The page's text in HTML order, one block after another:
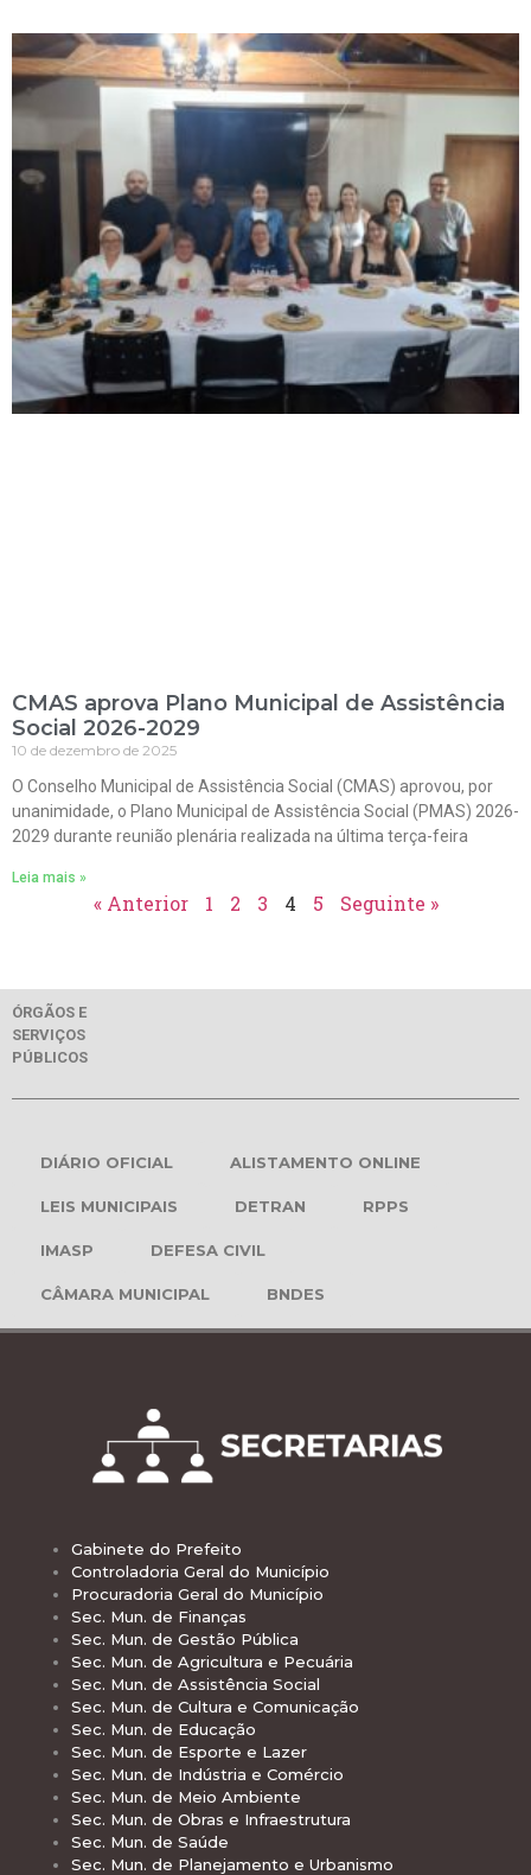
CMAS aprova Plano Municipal de Assistência
Social 2026-2029
10 de dezembro de 2025
O Conselho Municipal de Assistência Social (CMAS) aprovou, por
unanimidade, o Plano Municipal de Assistência Social (PMAS) 2026-
2029 durante reunião plenária realizada na última terça-feira
Leia mais »
« Anterior 1 2 3 4 5 Seguinte »
ÓRGÃOS E
SERVIÇOS
PÚBLICOS
DIÁRIO OFICIAL ALISTAMENTO ONLINE
LEIS MUNICIPAIS DETRAN RPPS
IMASP DEFESA CIVIL
CÂMARA MUNICIPAL BNDES
Gabinete do Prefeito
Controladoria Geral do Município
Procuradoria Geral do Município
Sec. Mun. de Finanças
Sec. Mun. de Gestão Pública
Sec. Mun. de Agricultura e Pecuária
Sec. Mun. de Assistência Social
Sec. Mun. de Cultura e Comunicação
Sec. Mun. de Educação
Sec. Mun. de Esporte e Lazer
Sec. Mun. de Indústria e Comércio
Sec. Mun. de Meio Ambiente
Sec. Mun. de Obras e Infraestrutura
Sec. Mun. de Saúde
Sec. Mun. de Planejamento e Urbanismo